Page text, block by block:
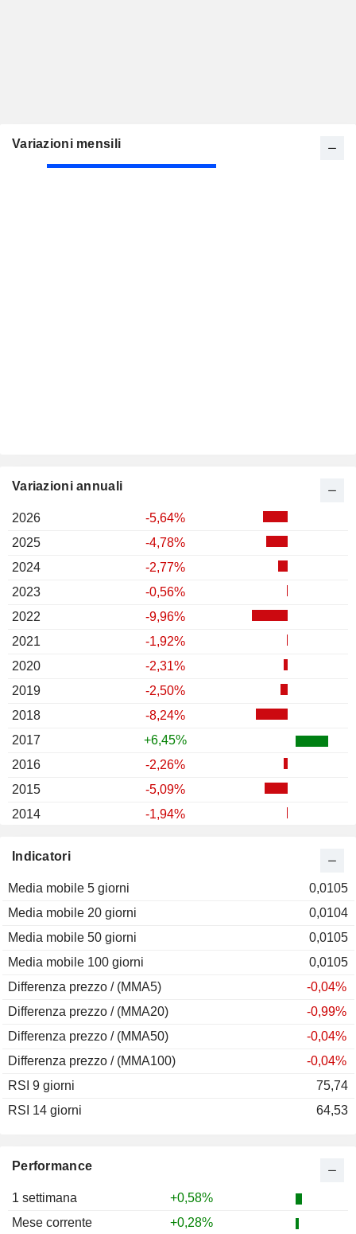
Performance
1 settimana
+0,58%
Mese corrente
+0,28%
Indicatori
Media mobile 5 giorni
0,0105
Media mobile 20 giorni
0,0104
Media mobile 50 giorni
0,0105
Media mobile 100 giorni
0,0105
Differenza prezzo / (MMA5)
-0,04%
Differenza prezzo / (MMA20)
-0,99%
Differenza prezzo / (MMA50)
-0,04%
Differenza prezzo / (MMA100)
-0,04%
RSI 9 giorni
75,74
RSI 14 giorni
64,53
Variazioni mensili
Variazioni annuali
2026
-5,64%
2025
-4,78%
2024
-2,77%
2023
-0,56%
2022
-9,96%
2021
-1,92%
2020
-2,31%
2019
-2,50%
2018
-8,24%
2017
+6,45%
2016
-2,26%
2015
-5,09%
2014
-1,94%
2012
2011
2010
2009
2008
-18,94%
2007
+12,01%
2006
+2,08%
2005
-3,50%
2004
+4,92%
2003
2002
2000